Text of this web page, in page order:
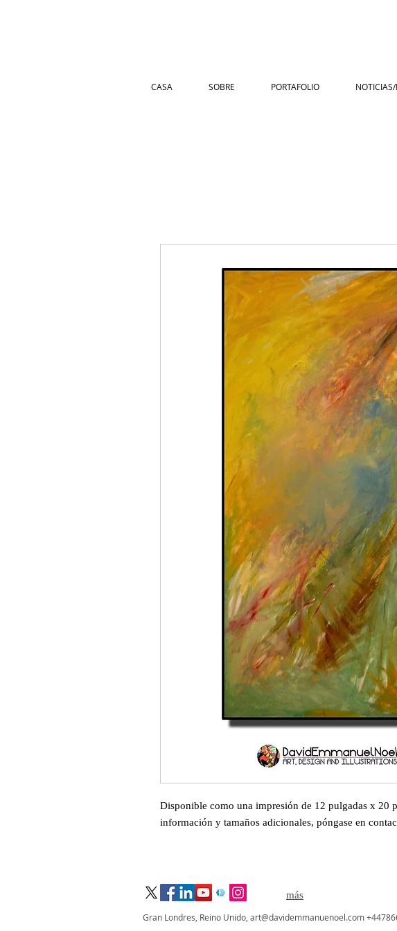
CASA SOBRE PORTAFOLIO NOTICIAS/
Disponible como una impresión de 12 pulgadas x 20
información y tamaños adicionales, póngase en
más
Gran Londres, Reino Unido, art@davidemmanuenoel.com